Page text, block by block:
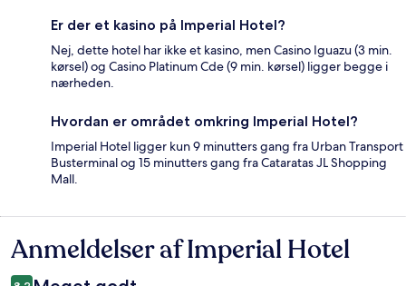
Er der et kasino på Imperial Hotel?
Nej, dette hotel har ikke et kasino, men Casino Iguazu (3 min.
kørsel) og Casino Platinum Cde (9 min. kørsel) ligger begge i
nærheden.
Hvordan er området omkring Imperial Hotel?
Imperial Hotel ligger kun 9 minutters gang fra Urban Transport
Busterminal og 15 minutters gang fra Cataratas JL Shopping
Mall.
Anmeldelser
Anmeldelser af Imperial Hotel